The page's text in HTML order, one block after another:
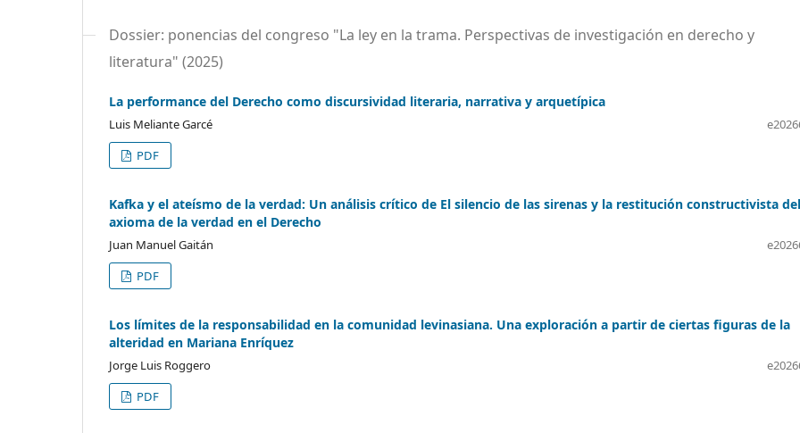
Dossier: ponencias del congreso "La ley en la trama. Perspectivas de investigación en derecho y
literatura" (2025)
La performance del Derecho como discursividad literaria, narrativa y arquetípica
Luis Meliante Garcé
PDF
Kafka y el ateísmo de la verdad: Un análisis crítico de El silencio de las sirenas y la restitución constructivista del
axioma de la verdad en el Derecho
Juan Manuel Gaitán
PDF
Los límites de la responsabilidad en la comunidad levinasiana. Una exploración a partir de ciertas figuras de la
alteridad en Mariana Enríquez
Jorge Luis Roggero
PDF